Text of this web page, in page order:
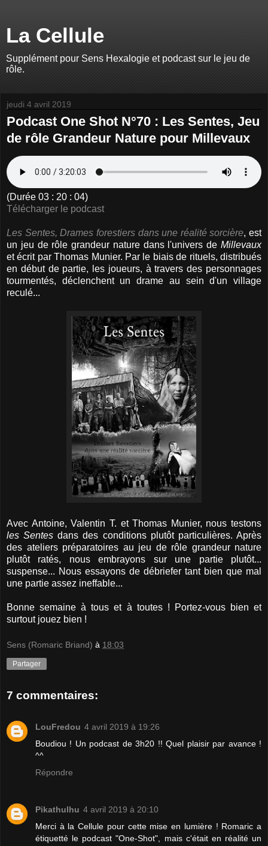
La Cellule
Supplément pour Sens Hexalogie et podcast sur le jeu de
rôle.
jeudi 4 avril 2019
Podcast One Shot N°70 : Les Sentes, Jeu
de rôle Grandeur Nature pour Millevaux
(Durée 03 : 20 : 04)
Télécharger le podcast
Les Sentes, Drames forestiers dans une réalité sorcière, est
un jeu de rôle grandeur nature dans l'univers de Millevaux
et écrit par Thomas Munier. Par le biais de rituels, distribués
en début de partie, les joueurs, à travers des personnages
tourmentés, déclenchent un drame au sein d'un village
reculé...
Avec Antoine, Valentin T. et Thomas Munier, nous testons
les Sentes dans des conditions plutôt particulières. Après
des ateliers préparatoires au jeu de rôle grandeur nature
plutôt ratés, nous embrayons sur une partie plutôt...
suspense... Nous essayons de débriefer tant bien que mal
une partie assez ineffable...
Bonne semaine à tous et à toutes ! Portez-vous bien et
surtout jouez bien !
Sens (Romaric Briand) à 18:03
Partager
7 commentaires:
LouFredou 4 avril 2019 à 19:26
Boudiou ! Un podcast de 3h20 !! Quel plaisir par avance !
^^
Répondre
Pikathulhu 4 avril 2019 à 20:10
Merci à la Cellule pour cette mise en lumière ! Romaric a
étiquetté le podcast "One-Shot", mais c'était en réalité un